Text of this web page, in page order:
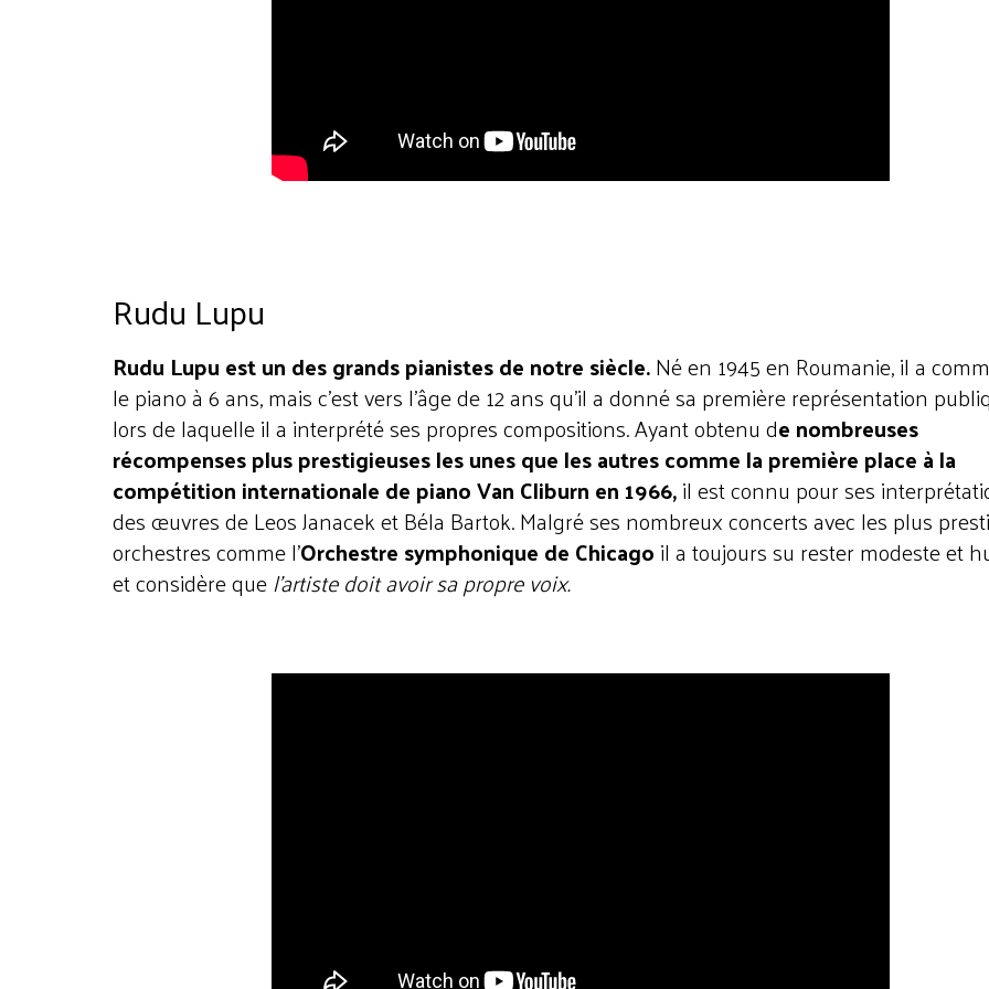
Rudu Lupu
Rudu Lupu est un des grands pianistes de notre siècle.Né en 1945 en Roumanie, il a
le piano à 6 ans, mais c’est vers l’âge de 12 ans qu’il a donné sa première représentation
lors de laquelle il a interprété ses propres compositions. Ayant obtenu de nombreuses
récompenses plus prestigieuses les unes que les autres comme la première place à la
compétition internationale de piano Van Cliburn en 1966,il est connu pour ses
des œuvres de Leos Janacek et Béla Bartok. Malgré ses nombreux concerts avec les plus
orchestres comme l’Orchestre symphonique de Chicagoil a toujours su rester modeste et
et considère quel’artiste doit avoir sa propre voix.